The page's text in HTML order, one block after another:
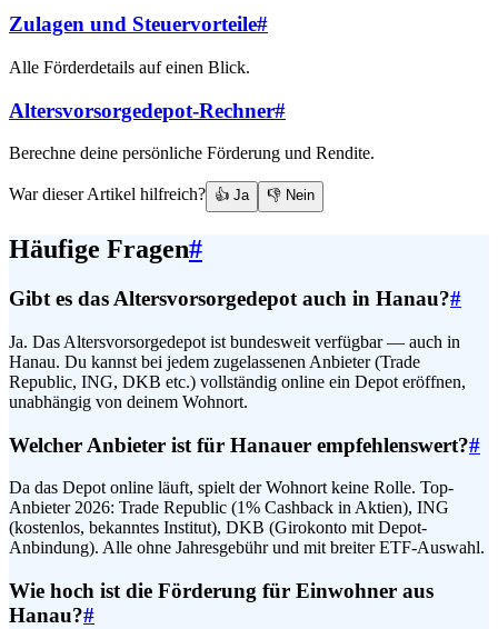
Zulagen und Steuervorteile#
Alle Förderdetails auf einen Blick.
Altersvorsorgedepot-Rechner#
Berechne deine persönliche Förderung und Rendite.
War dieser Artikel hilfreich? 👍 Ja 👎 Nein
Häufige Fragen#
Gibt es das Altersvorsorgedepot auch in Hanau?#
Ja. Das Altersvorsorgedepot ist bundesweit verfügbar — auch in
Hanau. Du kannst bei jedem zugelassenen Anbieter (Trade
Republic, ING, DKB etc.) vollständig online ein Depot eröffnen,
unabhängig von deinem Wohnort.
Welcher Anbieter ist für Hanauer empfehlenswert?#
Da das Depot online läuft, spielt der Wohnort keine Rolle. Top-
Anbieter 2026: Trade Republic (1% Cashback in Aktien), ING
(kostenlos, bekanntes Institut), DKB (Girokonto mit Depot-
Anbindung). Alle ohne Jahresgebühr und mit breiter ETF-Auswahl.
Wie hoch ist die Förderung für Einwohner aus
Hanau?#